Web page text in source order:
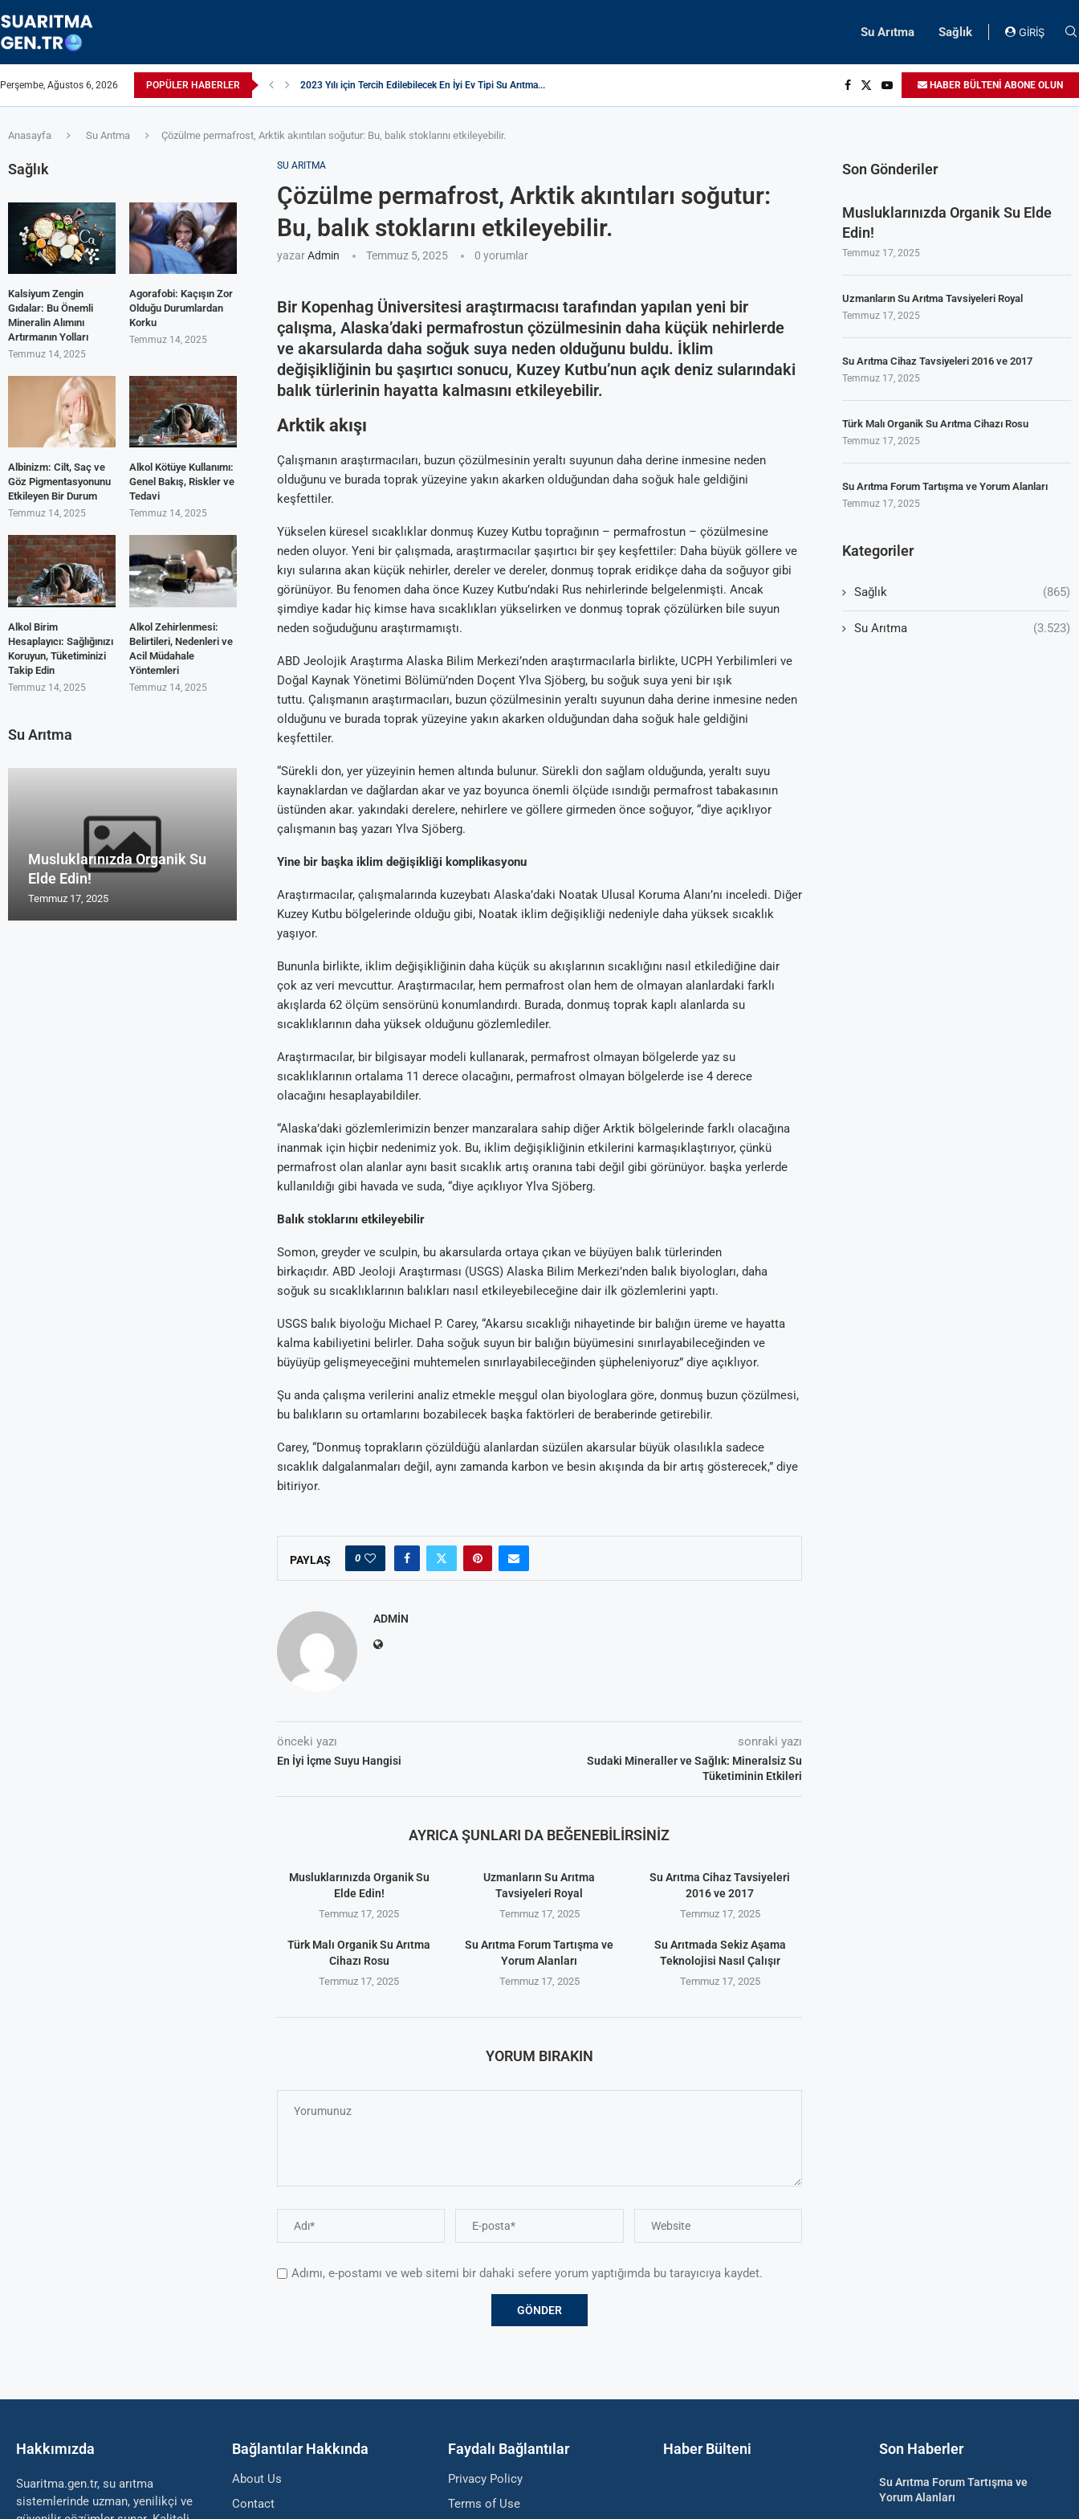
Su Arıtma Sağlık GİRİŞ
Perşembe, Ağustos 6, 2026 POPÜLER HABERLER 2023 Yılı için Tercih Edilebilecek En İyi Ev Tipi Su Arıtma... HABER BÜLTENİ ABONE OLUN
Anasayfa Su Arıtma Çözülme permafrost, Arktik akıntıları soğutur: Bu, balık stoklarını etkileyebilir.
SU ARITMA
Çözülme permafrost, Arktik akıntıları soğutur:
Bu, balık stoklarını etkileyebilir.
yazarAdmin Temmuz 5, 2025 0 yorumlar
Bir Kopenhag Üniversitesi araştırmacısı tarafından yapılan yeni bir
çalışma, Alaska’daki permafrostun çözülmesinin daha küçük nehirlerde
ve akarsularda daha soğuk suya neden olduğunu buldu. İklim
değişikliğinin bu şaşırtıcı sonucu, Kuzey Kutbu’nun açık deniz sularındaki
balık türlerinin hayatta kalmasını etkileyebilir.
Arktik akışı
Çalışmanın araştırmacıları, buzun çözülmesinin yeraltı suyunun daha derine inmesine neden
olduğunu ve burada toprak yüzeyine yakın akarken olduğundan daha soğuk hale geldiğini
keşfettiler.
Yükselen küresel sıcaklıklar donmuş Kuzey Kutbu toprağının – permafrostun – çözülmesine
neden oluyor. Yeni bir çalışmada, araştırmacılar şaşırtıcı bir şey keşfettiler: Daha büyük göllere ve
kıyı sularına akan küçük nehirler, dereler ve dereler, donmuş toprak eridikçe daha da soğuyor gibi
görünüyor. Bu fenomen daha önce Kuzey Kutbu’ndaki Rus nehirlerinde belgelenmişti. Ancak
şimdiye kadar hiç kimse hava sıcaklıkları yükselirken ve donmuş toprak çözülürken bile suyun
neden soğuduğunu araştırmamıştı.
ABD Jeolojik Araştırma Alaska Bilim Merkezi’nden araştırmacılarla birlikte, UCPH Yerbilimleri ve
Doğal Kaynak Yönetimi Bölümü’nden Doçent Ylva Sjöberg, bu soğuk suya yeni bir ışık
tuttu. Çalışmanın araştırmacıları, buzun çözülmesinin yeraltı suyunun daha derine inmesine neden
olduğunu ve burada toprak yüzeyine yakın akarken olduğundan daha soğuk hale geldiğini
keşfettiler.
“Sürekli don, yer yüzeyinin hemen altında bulunur. Sürekli don sağlam olduğunda, yeraltı suyu
kaynaklardan ve dağlardan akar ve yaz boyunca önemli ölçüde ısındığı permafrost tabakasının
üstünden akar. yakındaki derelere, nehirlere ve göllere girmeden önce soğuyor, “diye açıklıyor
çalışmanın baş yazarı Ylva Sjöberg.
Yine bir başka iklim değişikliği komplikasyonu
Araştırmacılar, çalışmalarında kuzeybatı Alaska’daki Noatak Ulusal Koruma Alanı’nı inceledi. Diğer
Kuzey Kutbu bölgelerinde olduğu gibi, Noatak iklim değişikliği nedeniyle daha yüksek sıcaklık
yaşıyor.
Bununla birlikte, iklim değişikliğinin daha küçük su akışlarının sıcaklığını nasıl etkilediğine dair
çok az veri mevcuttur. Araştırmacılar, hem permafrost olan hem de olmayan alanlardaki farklı
akışlarda 62 ölçüm sensörünü konumlandırdı. Burada, donmuş toprak kaplı alanlarda su
sıcaklıklarının daha yüksek olduğunu gözlemlediler.
Araştırmacılar, bir bilgisayar modeli kullanarak, permafrost olmayan bölgelerde yaz su
sıcaklıklarının ortalama 11 derece olacağını, permafrost olmayan bölgelerde ise 4 derece
olacağını hesaplayabildiler.
“Alaska’daki gözlemlerimizin benzer manzaralara sahip diğer Arktik bölgelerinde farklı olacağına
inanmak için hiçbir nedenimiz yok. Bu, iklim değişikliğinin etkilerini karmaşıklaştırıyor, çünkü
permafrost olan alanlar aynı basit sıcaklık artış oranına tabi değil gibi görünüyor. başka yerlerde
kullanıldığı gibi havada ve suda, “diye açıklıyor Ylva Sjöberg.
Balık stoklarını etkileyebilir
Somon, greyder ve sculpin, bu akarsularda ortaya çıkan ve büyüyen balık türlerinden
birkaçıdır. ABD Jeoloji Araştırması (USGS) Alaska Bilim Merkezi’nden balık biyologları, daha
soğuk su sıcaklıklarının balıkları nasıl etkileyebileceğine dair ilk gözlemlerini yaptı.
USGS balık biyoloğu Michael P. Carey, “Akarsu sıcaklığı nihayetinde bir balığın üreme ve hayatta
kalma kabiliyetini belirler. Daha soğuk suyun bir balığın büyümesini sınırlayabileceğinden ve
büyüyüp gelişmeyeceğini muhtemelen sınırlayabileceğinden şüpheleniyoruz” diye açıklıyor.
Şu anda çalışma verilerini analiz etmekle meşgul olan biyologlara göre, donmuş buzun çözülmesi,
bu balıkların su ortamlarını bozabilecek başka faktörleri de beraberinde getirebilir.
Carey, “Donmuş toprakların çözüldüğü alanlardan süzülen akarsular büyük olasılıkla sadece
sıcaklık dalgalanmaları değil, aynı zamanda karbon ve besin akışında da bir artış gösterecek,” diye
bitiriyor.
PAYLAŞ 0
ADMIN
önceki yazı
En İyi İçme Suyu Hangisi
sonraki yazı
Sudaki Mineraller ve Sağlık: Mineralsiz Su
Tüketiminin Etkileri
AYRICA ŞUNLARI DA BEĞENEBILIRSINIZ
Musluklarınızda Organik Su
Elde Edin!
Temmuz 17, 2025
Uzmanların Su Arıtma
Tavsiyeleri Royal
Temmuz 17, 2025
Su Arıtma Cihaz Tavsiyeleri
2016 ve 2017
Temmuz 17, 2025
Türk Malı Organik Su Arıtma
Cihazı Rosu
Temmuz 17, 2025
Su Arıtma Forum Tartışma ve
Yorum Alanları
Temmuz 17, 2025
Su Arıtmada Sekiz Aşama
Teknolojisi Nasıl Çalışır
Temmuz 17, 2025
YORUM BIRAKIN
Adımı, e-postamı ve web sitemi bir dahaki sefere yorum yaptığımda bu tarayıcıya kaydet.
Son Gönderiler
Musluklarınızda Organik Su Elde
Edin!
Temmuz 17, 2025
Uzmanların Su Arıtma Tavsiyeleri Royal
Temmuz 17, 2025
Su Arıtma Cihaz Tavsiyeleri 2016 ve 2017
Temmuz 17, 2025
Türk Malı Organik Su Arıtma Cihazı Rosu
Temmuz 17, 2025
Su Arıtma Forum Tartışma ve Yorum Alanları
Temmuz 17, 2025
Kategoriler
Sağlık (865)
Su Arıtma (3.523)
Sağlık
Kalsiyum Zengin
Gıdalar: Bu Önemli
Mineralin Alımını
Artırmanın Yolları
Temmuz 14, 2025
Agorafobi: Kaçışın Zor
Olduğu Durumlardan
Korku
Temmuz 14, 2025
Albinizm: Cilt, Saç ve
Göz Pigmentasyonunu
Etkileyen Bir Durum
Temmuz 14, 2025
Alkol Kötüye Kullanımı:
Genel Bakış, Riskler ve
Tedavi
Temmuz 14, 2025
Alkol Birim
Hesaplayıcı: Sağlığınızı
Koruyun, Tüketiminizi
Takip Edin
Temmuz 14, 2025
Alkol Zehirlenmesi:
Belirtileri, Nedenleri ve
Acil Müdahale
Yöntemleri
Temmuz 14, 2025
Su Arıtma
Musluklarınızda Organik Su
Elde Edin!
Temmuz 17, 2025
Uzmanların Su Arıtma
Temmuz 17, 2025
Su Arıtma Cihaz Tavsiyeleri
Temmuz 17, 2025
Türk Malı Organik Su Arıtma
Temmuz 17, 2025
Su Arıtma Forum Tartışma ve
Temmuz 17, 2025
Hakkımızda
Suaritma.gen.tr, su arıtma
sistemlerinde uzman, yenilikçi ve
Bağlantılar Hakkında
About Us
Contact
Faydalı Bağlantılar
Privacy Policy
Terms of Use
Haber Bülteni Son Haberler
Su Arıtma Forum Tartışma ve
Yorum Alanları